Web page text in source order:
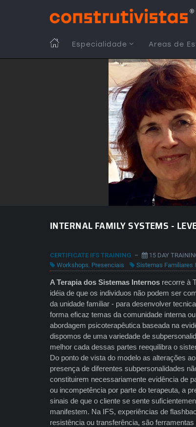
MAIN
NAVIGATION
Especialidade Areas de
INTERNAL FAMILY SYSTEMS -
CERTIFICATE IFS TRAINING –
15 DAY
Workshops, Presenciais Sistemas Familiares
A Terapia dos Sistemas Internos recorre à
idéia de que os individuos não podem ser
da unidade familiar - para desenvolver
forma eficaz temas da comunidade interna
abordagem psicoterapêutica baseada na
dispomos de uma variedade de
melhor cada dessas partes reequilibra o
Do ponto de vista do modelo as alterações
presença de diferentes subpersonalidades
constituirem necessariamente evidência de
ou incompetência por parte do terapeuta, a
sinais de que o cliente se sente
manifestem. Na IFS, experiências de
resistência ou transferência, são